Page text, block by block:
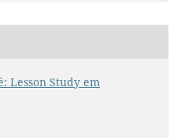
Lesson Study em